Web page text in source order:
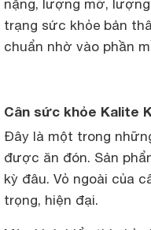
nặng, lượng mỡ,
trạng sức khỏe bản
chuẩn nhờ vào phần
Cân sức khỏe Kalite
Đây là một trong
được ăn đón. Sản
kỳ đâu. Vỏ ngoài của
trọng, hiện đại.